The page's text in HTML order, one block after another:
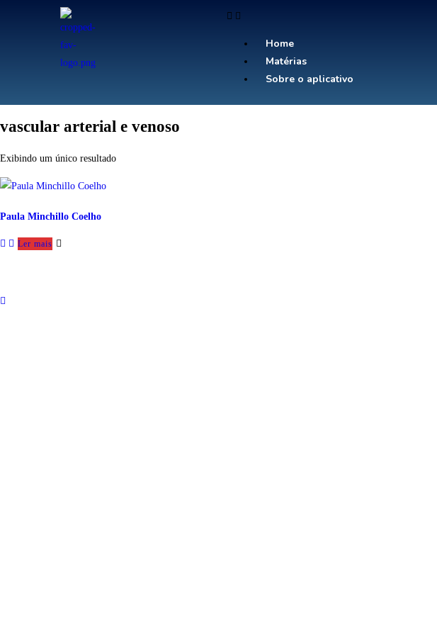
Home
Matérias
Sobre o aplicativo
vascular arterial e venoso
Exibindo um único resultado
Paula Minchillo Coelho
Ler mais